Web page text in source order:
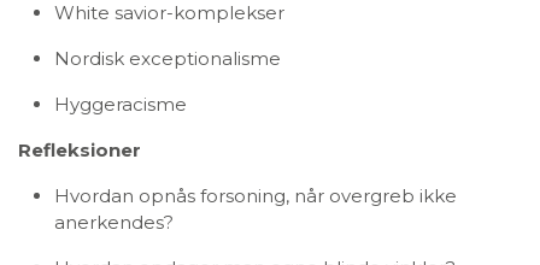
White savior-komplekser
Nordisk exceptionalisme
Hyggeracisme
Refleksioner
Hvordan opnås forsoning, når overgreb ikke
anerkendes?